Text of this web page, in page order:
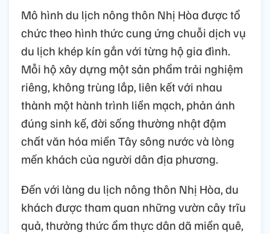
Mô hình du lịch nông thôn Nhị Hòa được tổ
chức theo hình thức cung ứng chuỗi dịch vụ
du lịch khép kín gắn với từng hộ gia đình.
Mỗi hộ xây dựng một sản phẩm trải nghiệm
riêng, không trùng lắp, liên kết với nhau
thành một hành trình liền mạch, phản ánh
đúng sinh kế, đời sống thường nhật đậm
chất văn hóa miền Tây sông nước và lòng
mến khách của người dân địa phương.
Đến với làng du lịch nông thôn Nhị Hòa, du
khách được tham quan những vườn cây trĩu
quả, thưởng thức ẩm thực dân dã miền quê,